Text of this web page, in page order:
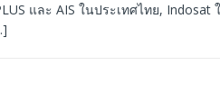
และ AIS ในประเทศไทย, Indosat